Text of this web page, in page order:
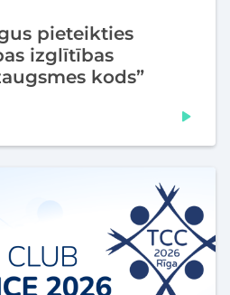
pieteikties
izglītības
kods”